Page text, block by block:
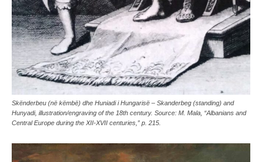
Skënderbeu (në këmbë) dhe Huniadi i Hungarisë – Skanderbeg (standing) and
Hunyadi, illustration/engraving of the 18th century. Source: M. Mala, “Albanians and
Central Europe during the XII-XVII centuries,” p. 215.